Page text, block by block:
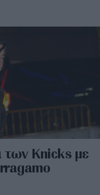
των Knicks με